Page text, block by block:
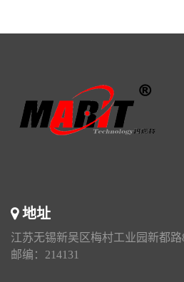
地址
江苏无锡新吴区梅村工业园新都路
邮编：214131